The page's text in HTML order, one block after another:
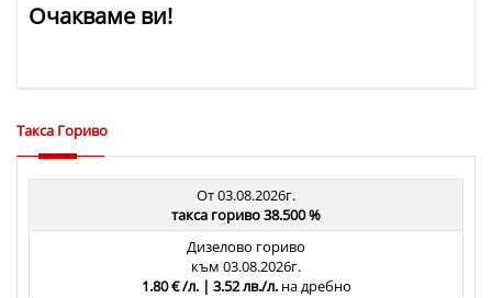
Очакваме ви!
Такса Гориво
От 03.08.2026г.
такса гориво 38.500 %
Дизелово гориво
към 03.08.2026г.
1.80 € /л. | 3.52 лв./л.на дребно